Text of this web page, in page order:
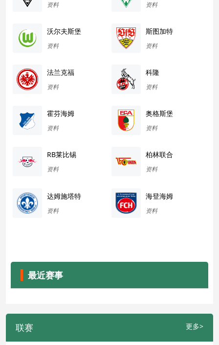
资料 资料
沃尔夫斯堡
资料
斯图加特
资料
法兰克福
资料
科隆
资料
霍芬海姆
资料
奥格斯堡
资料
RB莱比锡
资料
柏林联合
资料
达姆施塔特
资料
海登海姆
资料
最近赛事
联赛 更多>